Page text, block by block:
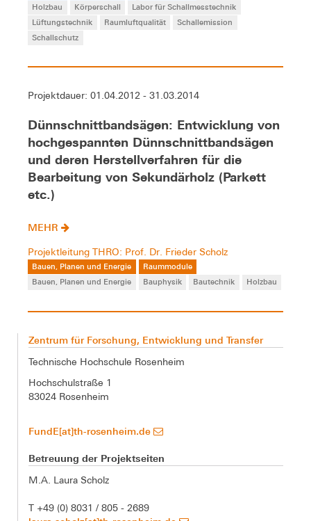
Holzbau
Körperschall
Labor für Schallmesstechnik
Lüftungstechnik
Raumluftqualität
Schallemission
Schallschutz
Projektdauer: 01.04.2012 - 31.03.2014
Dünnschnittbandsägen: Entwicklung von
hochgespannten Dünnschnittbandsägen
und deren Herstellverfahren für die
Bearbeitung von Sekundärholz (Parkett
etc.)
MEHR
Projektleitung THRO: Prof. Dr. Frieder Scholz
Bauen, Planen und Energie
Raummodule
Bauen, Planen und Energie
Bauphysik Bautechnik Holzbau
Zentrum für Forschung, Entwicklung und Transfer
Technische Hochschule Rosenheim
Hochschulstraße 1
83024 Rosenheim
FundE[at]th-rosenheim.de
Betreuung der Projektseiten
M.A. Laura Scholz
T +49 (0) 8031 / 805 - 2689